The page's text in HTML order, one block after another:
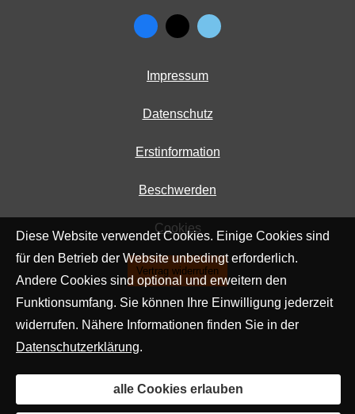
Impressum
Datenschutz
Erstinformation
Beschwerden
Cookies
Vertrag widerrufen
Diese Website verwendet Cookies. Einige Cookies sind
für den Betrieb der Website unbedingt erforderlich.
Andere Cookies sind optional und erweitern den
Funktionsumfang. Sie können Ihre Einwilligung jederzeit
widerrufen. Nähere Informationen finden Sie in der
Datenschutzerklärung.
alle Cookies erlauben